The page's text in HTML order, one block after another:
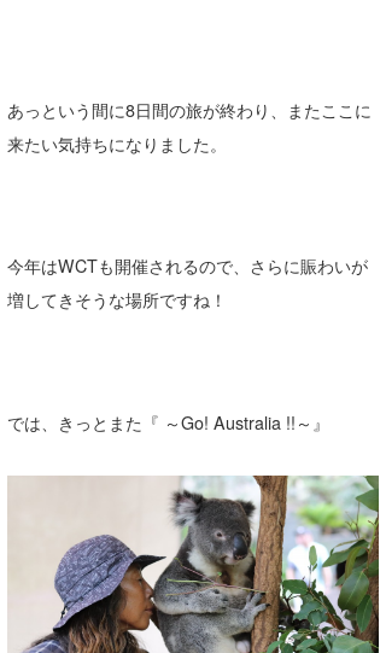
あっという間に8日間の旅が終わり、またここに
来たい気持ちになりました。
今年はWCTも開催されるので、さらに賑わいが
増してきそうな場所ですね！
では、きっとまた『 ～Go! Australia !!～』